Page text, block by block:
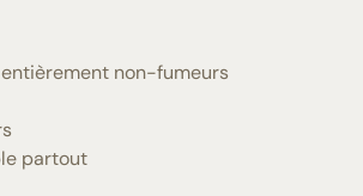
non-fumeurs
partout